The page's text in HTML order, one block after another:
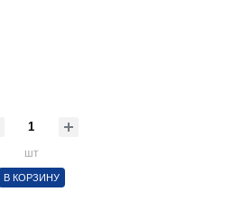
шт
В КОРЗИНУ